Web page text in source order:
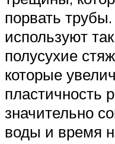
порвать
используют
полусухие
которые
пластичность
значительно
воды и время